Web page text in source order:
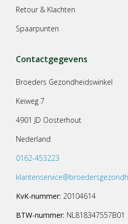
Retour & Klachten
Spaarpunten
Contactgegevens
Broeders Gezondheidswinkel
Keiweg 7
4901 JD Oosterhout
Nederland
0162-453223
KvK-nummer: 20104614
BTW-nummer: NL818347557B01